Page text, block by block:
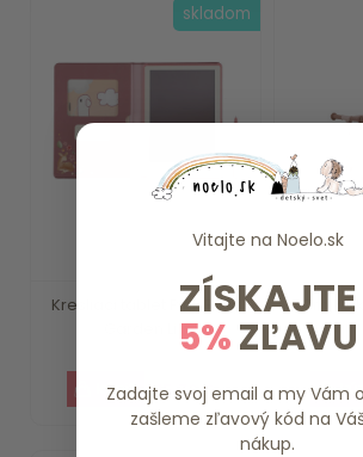
Kresliaci tablet Pink Fairy
Garden Li...
15.79 €
skladom
Vitajte na Noelo.sk
ZÍSKAJTE
5%ZĽAVU
Zadajte svoj email a my Vám
zašleme zľavový kód na
nákup.